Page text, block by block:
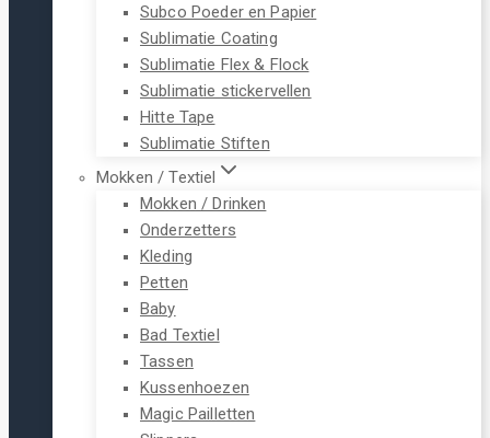
Subco Poeder en Papier
Sublimatie Coating
Sublimatie Flex & Flock
Sublimatie stickervellen
Hitte Tape
Sublimatie Stiften
Mokken / Textiel
Mokken / Drinken
Onderzetters
Kleding
Petten
Baby
Bad Textiel
Tassen
Kussenhoezen
Magic Pailletten